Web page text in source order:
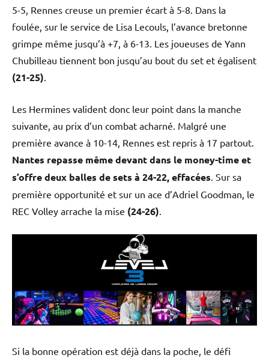
5-5, Rennes creuse un premier écart à 5-8. Dans la
foulée, sur le service de Lisa Lecouls, l’avance bretonne
grimpe même jusqu’à +7, à 6-13. Les joueuses de Yann
Chubilleau tiennent bon jusqu’au bout du set et égalisent
(21-25).
Les Hermines valident donc leur point dans la manche
suivante, au prix d’un combat acharné. Malgré une
première avance à 10-14, Rennes est repris à 17 partout.
Nantes repasse même devant dans le money-time et
s’offre deux balles de sets à 24-22, effacées. Sur sa
première opportunité et sur un ace d’Adriel Goodman, le
REC Volley arrache la mise (24-26).
Si la bonne opération est déjà dans la poche, le défi